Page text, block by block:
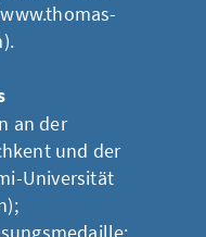
an der
und der
Universität